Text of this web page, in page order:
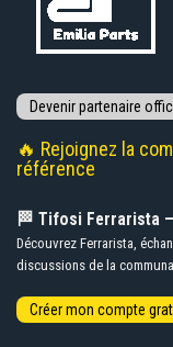
🔥 Rejoignez la
référence
🏁 Tifosi Ferrarista
Découvrez Ferrarista,
discussions de la